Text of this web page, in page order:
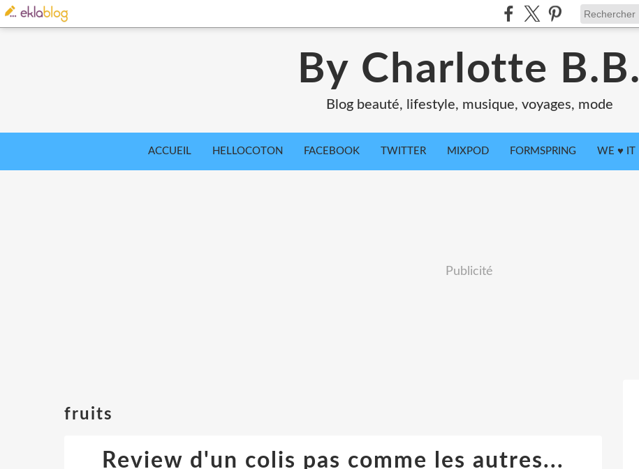
By Charlotte B.B.
Blog beauté, lifestyle, musique, voyages, mode
ACCUEIL HELLOCOTON FACEBOOK TWITTER MIXPOD FORMSPRING WE ♥ IT
Publicité
fruits
Review d'un colis pas comme les autres...